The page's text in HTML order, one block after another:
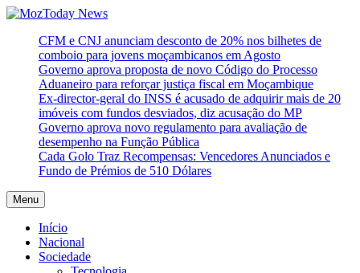
Skip
content
MozToday News
Onde a gente lê.
CFM e CNJ anunciam desconto de 20% nos bilhetes de
comboio para jovens moçambicanos em Agosto
Governo aprova proposta de novo Código do Processo
Aduaneiro para reforçar justiça fiscal em Moçambique
Ex-director-geral do INSS é acusado de adquirir mais de 20
imóveis com fundos desviados, diz acusação do MP
Governo aprova novo regulamento para avaliação de
desempenho na Função Pública
Cada Golo Traz Recompensas: Vencedores Anunciados e
Fundo de Prémios de 510 Dólares
Menu
Início
Nacional
Sociedade